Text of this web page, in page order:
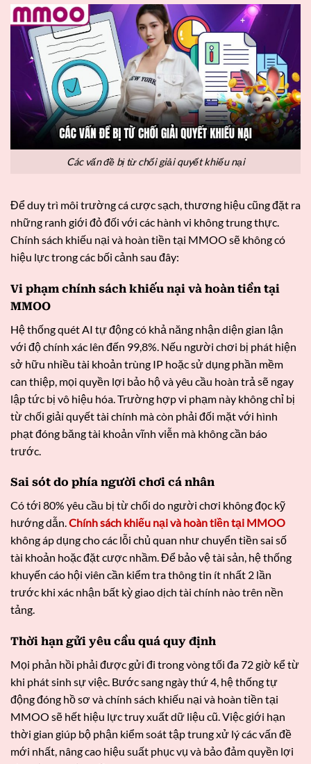
Các vấn đề bị từ chối giải quyết khiếu nại
Để duy trì môi trường cá cược sạch, thương hiệu cũng đặt ra
những ranh giới đỏ đối với các hành vi không trung thực.
Chính sách khiếu nại và hoàn tiền tại MMOO sẽ không có
hiệu lực trong các bối cảnh sau đây:
Vi phạm chính sách khiếu nại và hoàn tiền tại
MMOO
Hệ thống quét AI tự động có khả năng nhận diện gian lận
với độ chính xác lên đến 99,8%. Nếu người chơi bị phát hiện
sở hữu nhiều tài khoản trùng IP hoặc sử dụng phần mềm
can thiệp, mọi quyền lợi bảo hộ và yêu cầu hoàn trả sẽ ngay
lập tức bị vô hiệu hóa. Trường hợp vi phạm này không chỉ bị
từ chối giải quyết tài chính mà còn phải đối mặt với hình
phạt đóng băng tài khoản vĩnh viễn mà không cần báo
trước.
Sai sót do phía người chơi cá nhân
Có tới 80% yêu cầu bị từ chối do người chơi không đọc kỹ
hướng dẫn.Chính sách khiếu nại và hoàn tiền tại MMOO
không áp dụng cho các lỗi chủ quan như chuyển tiền sai số
tài khoản hoặc đặt cược nhầm. Để bảo vệ tài sản, hệ thống
khuyến cáo hội viên cần kiểm tra thông tin ít nhất 2 lần
trước khi xác nhận bất kỳ giao dịch tài chính nào trên nền
tảng.
Thời hạn gửi yêu cầu quá quy định
Mọi phản hồi phải được gửi đi trong vòng tối đa 72 giờ kể từ
khi phát sinh sự việc. Bước sang ngày thứ 4, hệ thống tự
động đóng hồ sơ và chính sách khiếu nại và hoàn tiền tại
MMOO sẽ hết hiệu lực truy xuất dữ liệu cũ. Việc giới hạn
thời gian giúp bộ phận kiểm soát tập trung xử lý các vấn đề
mới nhất, nâng cao hiệu suất phục vụ và bảo đảm quyền lợi